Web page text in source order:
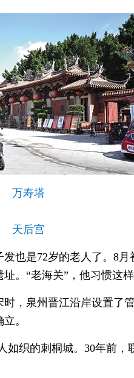
万寿塔
天后宫
也是72岁的老人了。8
。“老海关”，他习惯这样
，泉州晋江沿岸设置了
。
如织的刺桐城。30年前